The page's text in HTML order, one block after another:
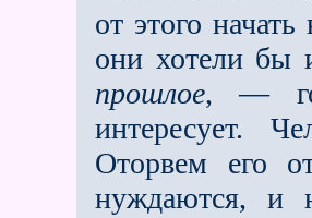
от этого
они хотели бы
прошлое, —
интересует.
Оторвем его
нуждаются, и